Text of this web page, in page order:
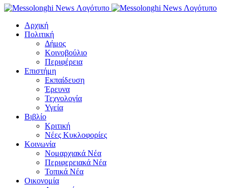
Αρχική
Πολιτική
Δήμος
Κοινοβούλιο
Περιφέρεια
Επιστήμη
Εκπαίδευση
Έρευνα
Τεχνολογία
Υγεία
Βιβλίο
Κριτική
Νέες Κυκλοφορίες
Κοινωνία
Νομαρχιακά Νέα
Περιφερειακά Νέα
Τοπικά Νέα
Οικονομία